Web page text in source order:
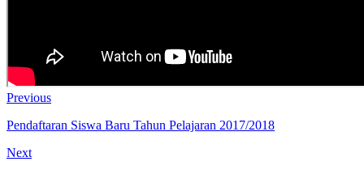
Previous
Pendaftaran Siswa Baru Tahun Pelajaran 2017/2018
Next